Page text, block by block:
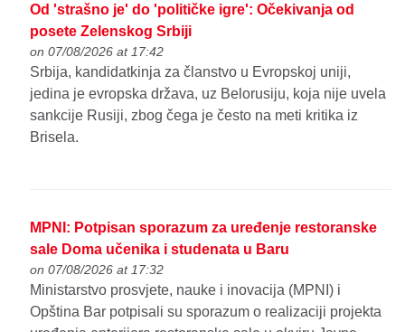
Od 'strašno je' do 'političke igre': Očekivanja od
posete Zelenskog Srbiji
on 07/08/2026 at 17:42
Srbija, kandidatkinja za članstvo u Evropskoj uniji,
jedina je evropska država, uz Belorusiju, koja nije uvela
sankcije Rusiji, zbog čega je često na meti kritika iz
Brisela.
MPNI: Potpisan sporazum za uređenje restoranske
sale Doma učenika i studenata u Baru
on 07/08/2026 at 17:32
Ministarstvo prosvjete, nauke i inovacija (MPNI) i
Opština Bar potpisali su sporazum o realizaciji projekta